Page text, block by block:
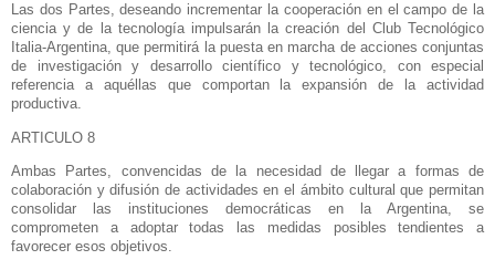
Las dos Partes, deseando incrementar la cooperación en el campo de la
ciencia y de la tecnología impulsarán la creación del Club Tecnológico
Italia-Argentina, que permitirá la puesta en marcha de acciones conjuntas
de investigación y desarrollo científico y tecnológico, con especial
referencia a aquéllas que comportan la expansión de la actividad
productiva.
ARTICULO 8
Ambas Partes, convencidas de la necesidad de llegar a formas de
colaboración y difusión de actividades en el ámbito cultural que permitan
consolidar las instituciones democráticas en
la Argentina, se
comprometen a adoptar todas las medidas posibles tendientes a
favorecer esos objetivos.